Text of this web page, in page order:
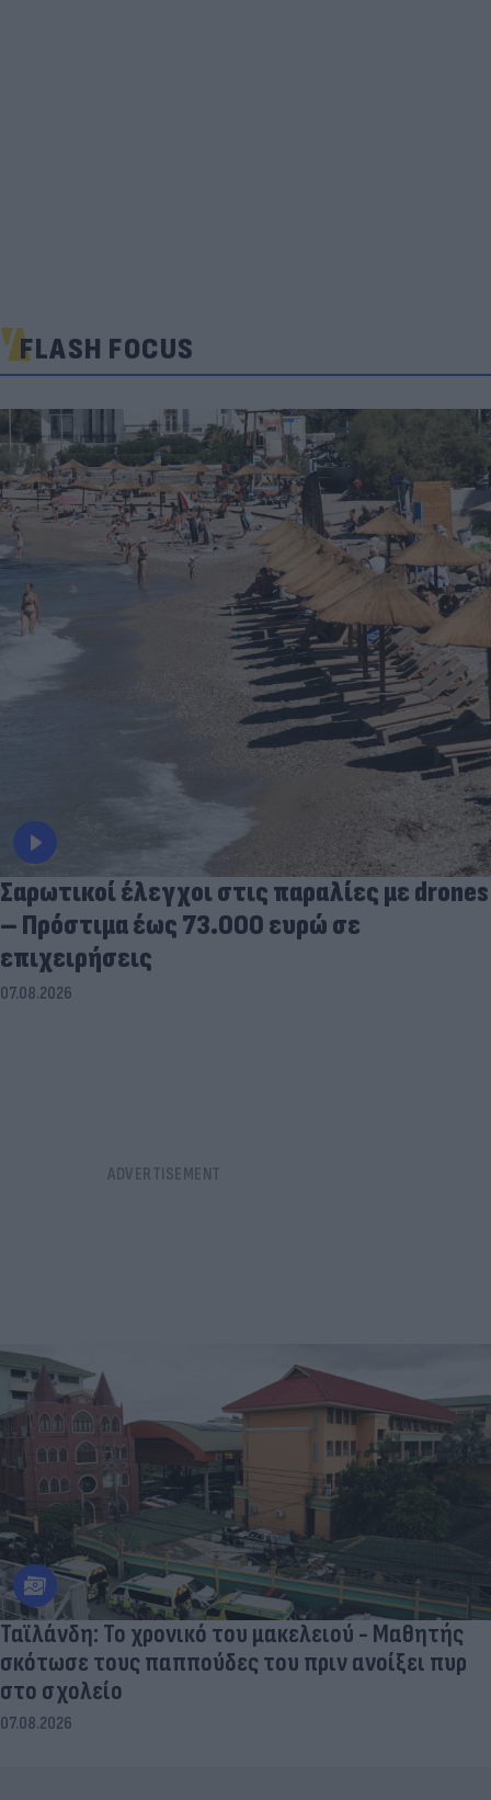
FLASH FOCUS
Σαρωτικοί έλεγχοι στις παραλίες με drones
– Πρόστιμα έως 73.000 ευρώ σε
επιχειρήσεις
07.08.2026
Ταϊλάνδη: Το χρονικό του μακελειού - Μαθητής
σκότωσε τους παππούδες του πριν ανοίξει πυρ
στο σχολείο
07.08.2026